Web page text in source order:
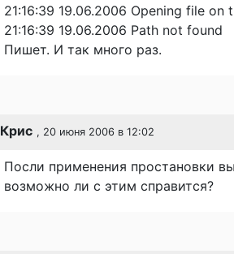
21:16:39 19.06.2006 Opening file on
21:16:39 19.06.2006 Path not found
Пишет. И так много раз.
Крис , 20 июня 2006 в 12:02
Посли применения простановки
возможно ли с этим справится?